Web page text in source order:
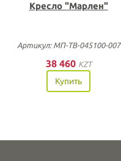
Кресло "Марлен"
Артикул: МП-ТВ-045100-007
38 460 KZT
Купить